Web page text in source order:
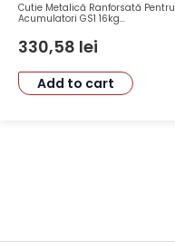
Cutie Metalică Ranforsată Pentru
Acumulatori GS1 16kg
330,58 lei
Add to cart